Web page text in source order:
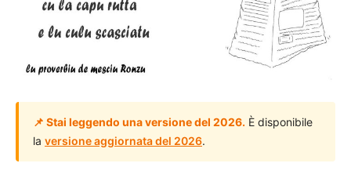
📌 Stai leggendo una versione del 2026. È disponibile
la versione aggiornata del 2026.